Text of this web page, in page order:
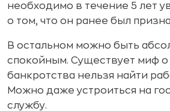
необходимо в течение 5 лет
о том, что он ранее был
В остальном можно быть
спокойным. Существует миф о
банкротства нельзя найти
Можно даже устроиться на
службу.